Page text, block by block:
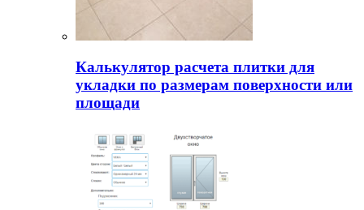
Калькулятор расчета плитки для
укладки по размерам поверхности или
площади